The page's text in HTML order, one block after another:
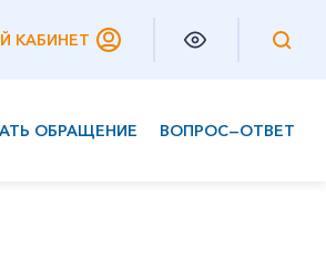
КАБИНЕТ
ОБРАЩЕНИЕ ВОПРОС—ОТВЕТ